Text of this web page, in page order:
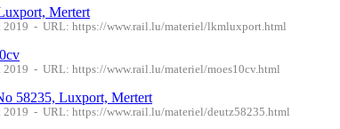
Mertert
- URL: https://www.rail.lu/materiel/lkmluxport.html
- URL: https://www.rail.lu/materiel/moes10cv.html
58235, Luxport, Mertert
- URL: https://www.rail.lu/materiel/deutz58235.html